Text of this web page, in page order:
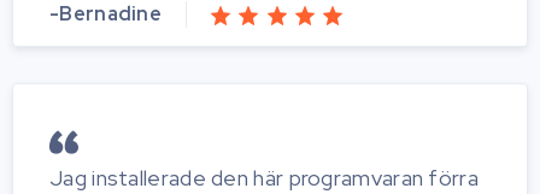
-Bernadine
Jag installerade den här programvaran förra